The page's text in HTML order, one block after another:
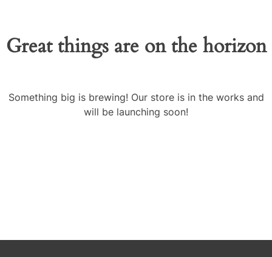
Great things are on the horizon
Something big is brewing! Our store is in the works and
will be launching soon!